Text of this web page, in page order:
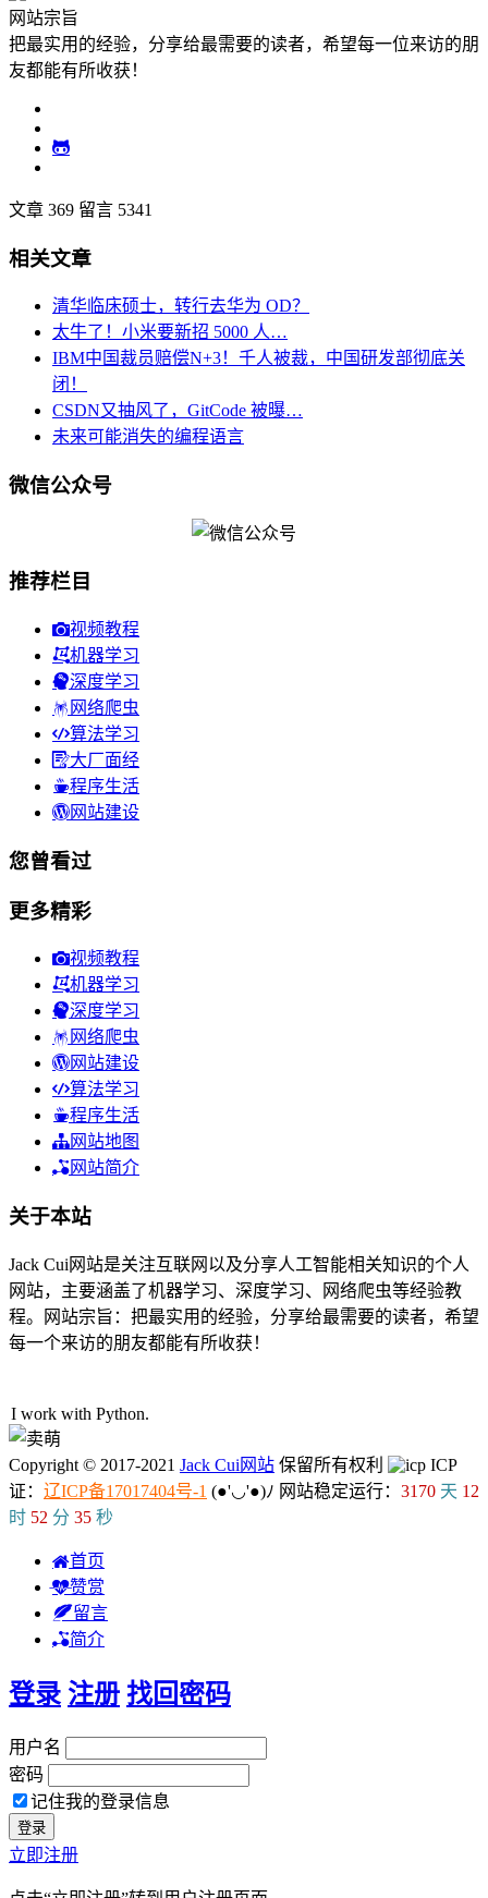
网站宗旨
把最实用的经验，分享给最需要的读者，希望每一位来访的朋
友都能有所收获！
文章 369 留言 5341
相关文章
清华临床硕士，转行去华为 OD？
太牛了！小米要新招 5000 人…
IBM中国裁员赔偿N+3！千人被裁，中国研发部彻底关
闭！
CSDN又抽风了，GitCode 被曝…
未来可能消失的编程语言
微信公众号
推荐栏目
视频教程
机器学习
深度学习
网络爬虫
算法学习
大厂面经
程序生活
网站建设
您曾看过
更多精彩
视频教程
机器学习
深度学习
网络爬虫
网站建设
算法学习
程序生活
网站地图
网站简介
关于本站
Jack Cui网站是关注互联网以及分享人工智能相关知识的个人
网站，主要涵盖了机器学习、深度学习、网络爬虫等经验教
程。网站宗旨：把最实用的经验，分享给最需要的读者，希望
每一个来访的朋友都能有所收获！
I work with Pyth9)k
Copyright © 2017-2021 Jack Cui网站 保留所有权利
ICP
证： 辽ICP备17017404号-1 (●'◡'●)ﾉ 网站稳定运行： 3170 天 12
时 52 分 36 秒
首页
赞赏
留言
简介
登录 注册 找回密码
用户名
密码
记住我的登录信息
立即注册